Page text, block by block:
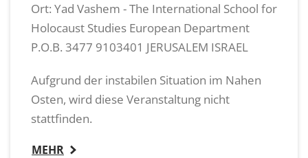
Ort: Yad Vashem - The International School for
Holocaust Studies European Department
P.O.B. 3477 9103401 JERUSALEM ISRAEL
Aufgrund der instabilen Situation im Nahen
Osten, wird diese Veranstaltung nicht
stattfinden.
MEHR